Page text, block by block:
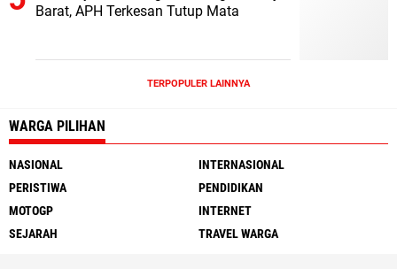
Barat, APH Terkesan Tutup Mata
TERPOPULER LAINNYA
WARGA PILIHAN
NASIONAL
INTERNASIONAL
PERISTIWA
PENDIDIKAN
MOTOGP
INTERNET
SEJARAH
TRAVEL WARGA